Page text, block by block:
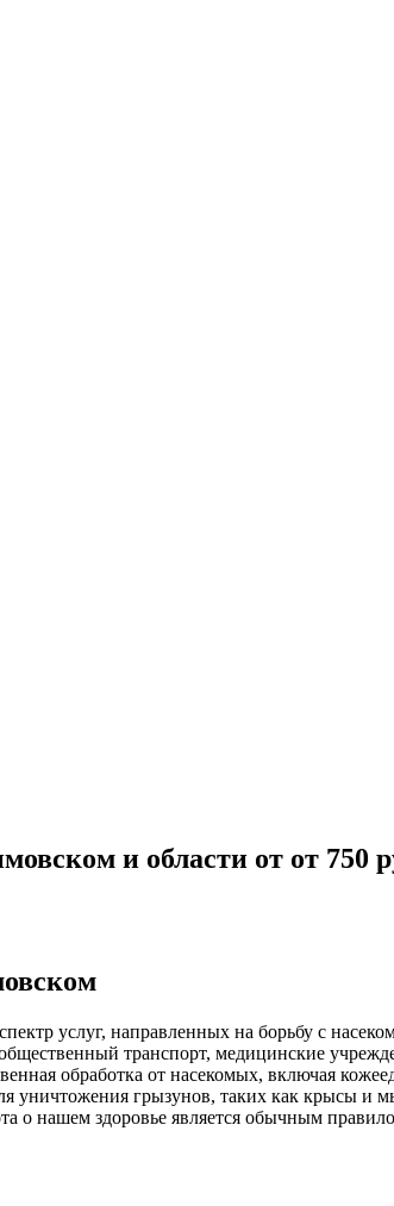
и области от от 750
услуг, направленных на борьбу с
транспорт, медицинские
обработка от насекомых, включая
уничтожения грызунов, таких как крысы
о нашем здоровье является обычным